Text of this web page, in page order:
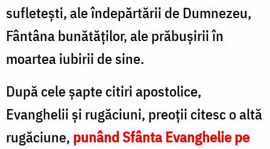
sufleteşti, ale îndepărtării de Dumnezeu,
Fântâna bunătăţilor, ale prăbuşirii în
moartea iubirii de sine.
După cele şapte citiri apostolice,
Evanghelii şi rugăciuni, preoţii citesc o altă
rugăciune, punând Sfânta Evanghelie pe